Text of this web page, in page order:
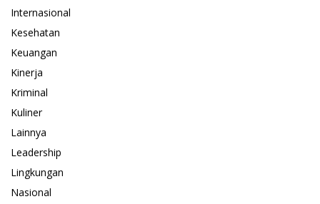
Internasional
Kesehatan
Keuangan
Kinerja
Kriminal
Kuliner
Lainnya
Leadership
Lingkungan
Nasional